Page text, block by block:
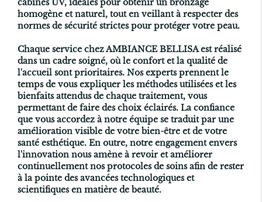
cabines UV, idéales pour obtenir un bronzage
homogène et naturel, tout en veillant à respecter des
normes de sécurité strictes pour protéger votre peau.
Chaque service chez AMBIANCE BELLISA est réalisé
dans un cadre soigné, où le confort et la qualité de
l'accueil sont prioritaires. Nos experts prennent le
temps de vous expliquer les méthodes utilisées et les
bienfaits attendus de chaque traitement, vous
permettant de faire des choix éclairés. La confiance
que vous accordez à notre équipe se traduit par une
amélioration visible de votre bien-être et de votre
santé esthétique. En outre, notre engagement envers
l'innovation nous amène à revoir et améliorer
continuellement nos protocoles de soins afin de rester
à la pointe des avancées technologiques et
scientifiques en matière de beauté.